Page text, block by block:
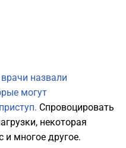
врачи назвали
могут
Спровоцировать
некоторая
и многое другое.